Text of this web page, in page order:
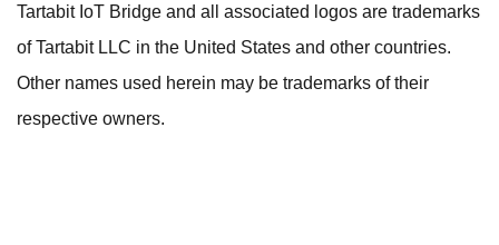
Tartabit IoT Bridge and all associated logos are trademarks
of Tartabit LLC in the United States and other countries.
Other names used herein may be trademarks of their
respective owners.